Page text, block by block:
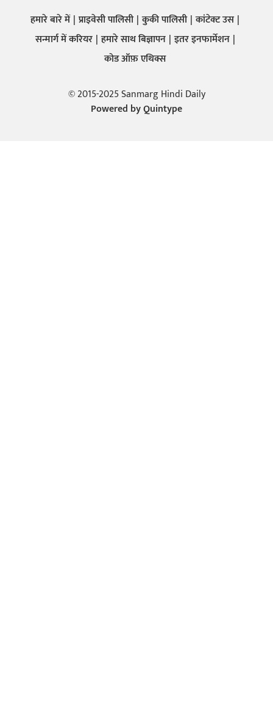
हमारे बारे में प्राइवेसी पालिसी कुकी पालिसी कांटेक्ट उस
सन्मार्ग में करियर हमारे साथ बिज्ञापन इतर इनफार्मेशन
कोड ऑफ़ एथिक्स
© 2015-2025 Sanmarg Hindi Daily
Powered byQuintype